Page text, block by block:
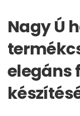
Nagy Ú
elegáns